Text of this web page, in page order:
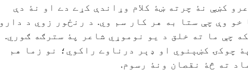
کښې نۀ چرته ښۀ کلام وړاندې کړے دے او نۀ دې
وې چې ستا به هر کار سم وي. د رنځور زوي د دارو
چې ما ته خلق د يو نوموړي شاعر پۀ سترګه ګوري.
چوکۍ کښېنوي او ډېر درناوے راکوي؛ نو زما هم
ته څۀ نقصان ونۀ رسوم.